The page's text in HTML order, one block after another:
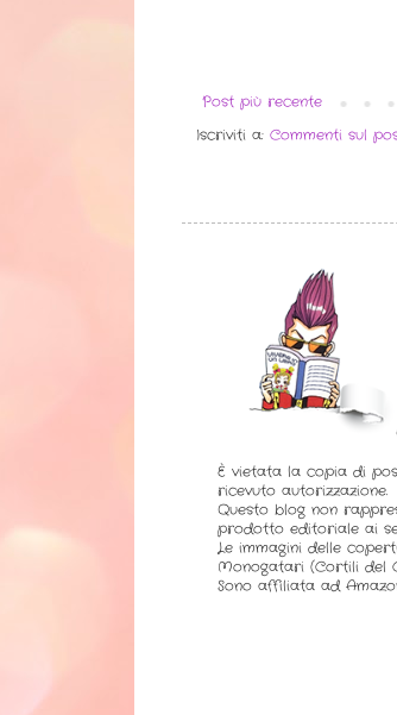
Post più recente
Iscriviti a: Commenti sul
È vietata la copia di
ricevuto autorizzazione.
Questo blog non
prodotto editoriale ai
Le immagini delle
Monogatari (Cortili del
Sono affiliata ad